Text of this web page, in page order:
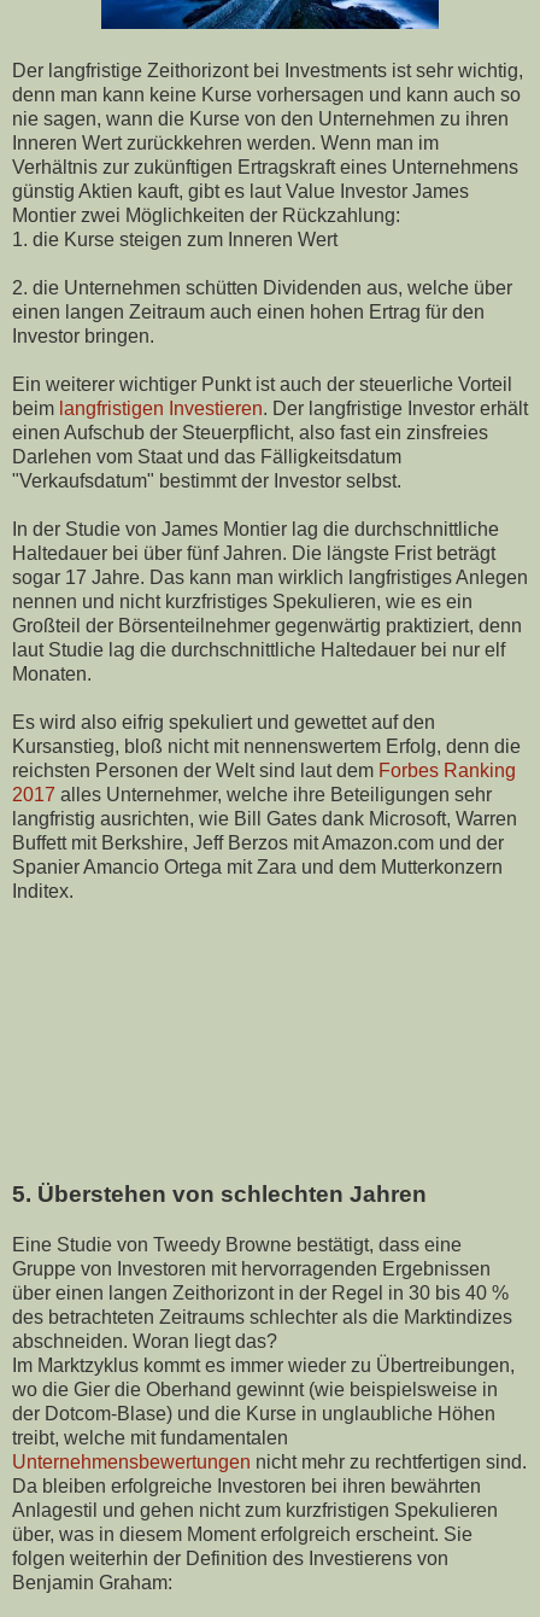
Der langfristige Zeithorizont bei Investments ist sehr wichtig,
denn man kann keine Kurse vorhersagen und kann auch so
nie sagen, wann die Kurse von den Unternehmen zu ihren
Inneren Wert zurückkehren werden. Wenn man im
Verhältnis zur zukünftigen Ertragskraft eines Unternehmens
günstig Aktien kauft, gibt es laut Value Investor James
Montier zwei Möglichkeiten der Rückzahlung:
1. die Kurse steigen zum Inneren Wert
2. die Unternehmen schütten Dividenden aus, welche über
einen langen Zeitraum auch einen hohen Ertrag für den
Investor bringen.
Ein weiterer wichtiger Punkt ist auch der steuerliche Vorteil
beim langfristigen Investieren. Der langfristige Investor erhält
einen Aufschub der Steuerpflicht, also fast ein zinsfreies
Darlehen vom Staat und das Fälligkeitsdatum
"Verkaufsdatum" bestimmt der Investor selbst.
In der Studie von James Montier lag die durchschnittliche
Haltedauer bei über fünf Jahren. Die längste Frist beträgt
sogar 17 Jahre. Das kann man wirklich langfristiges Anlegen
nennen und nicht kurzfristiges Spekulieren, wie es ein
Großteil der Börsenteilnehmer gegenwärtig praktiziert, denn
laut Studie lag die durchschnittliche Haltedauer bei nur elf
Monaten.
Es wird also eifrig spekuliert und gewettet auf den
Kursanstieg, bloß nicht mit nennenswertem Erfolg, denn die
reichsten Personen der Welt sind laut dem Forbes Ranking
2017 alles Unternehmer, welche ihre Beteiligungen sehr
langfristig ausrichten, wie Bill Gates dank Microsoft, Warren
Buffett mit Berkshire, Jeff Berzos mit Amazon.com und der
Spanier Amancio Ortega mit Zara und dem Mutterkonzern
Inditex.
5. Überstehen von schlechten Jahren
Eine Studie von Tweedy Browne bestätigt, dass eine
Gruppe von Investoren mit hervorragenden Ergebnissen
über einen langen Zeithorizont in der Regel in 30 bis 40 %
des betrachteten Zeitraums schlechter als die Marktindizes
abschneiden. Woran liegt das?
Im Marktzyklus kommt es immer wieder zu Übertreibungen,
wo die Gier die Oberhand gewinnt (wie beispielsweise in
der Dotcom-Blase) und die Kurse in unglaubliche Höhen
treibt, welche mit fundamentalen
Unternehmensbewertungen nicht mehr zu rechtfertigen sind.
Da bleiben erfolgreiche Investoren bei ihren bewährten
Anlagestil und gehen nicht zum kurzfristigen Spekulieren
über, was in diesem Moment erfolgreich erscheint. Sie
folgen weiterhin der Definition des Investierens von
Benjamin Graham: